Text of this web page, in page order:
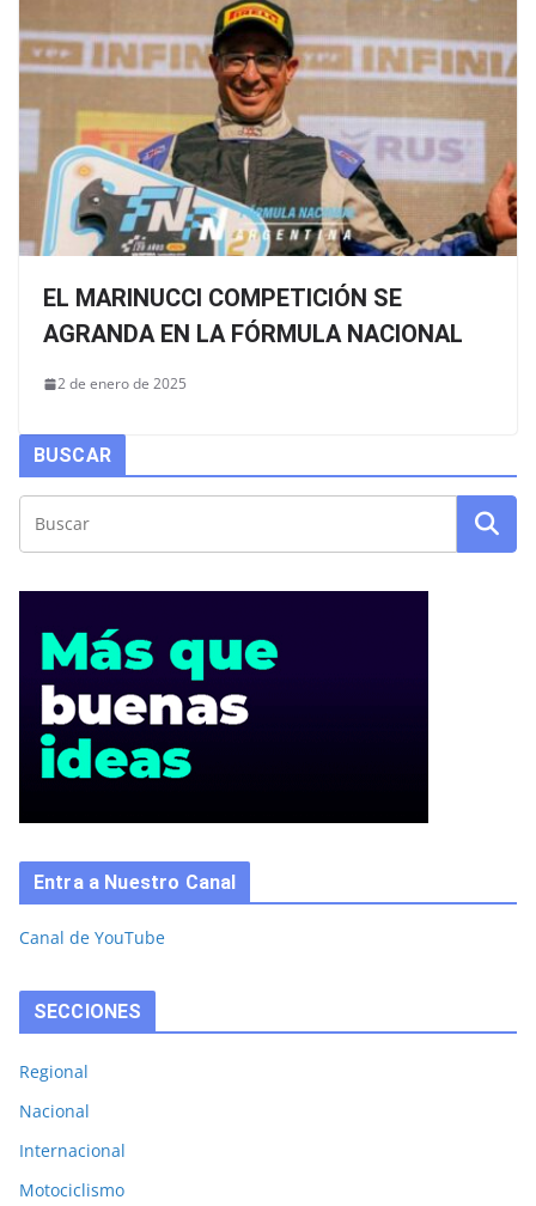
EL MARINUCCI COMPETICIÓN SE
AGRANDA EN LA FÓRMULA NACIONAL
2 de enero de 2025
BUSCAR
Entra a Nuestro Canal
Canal de YouTube
SECCIONES
Regional
Nacional
Internacional
Motociclismo